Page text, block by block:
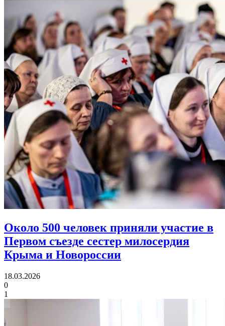
Около 500 человек приняли участие в
Первом съезде сестер милосердия
Крыма и Новороссии
18.03.2026
0
1